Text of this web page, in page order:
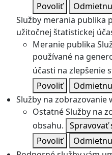
Povoliť
Služby merania publika
užitočnej štatistickej
Meranie publika
používané na
účasti na zlepšenie
Povoliť
Služby na zobrazovanie
OstatnéSlužby na
obsahu. Spravovať
Povoliť